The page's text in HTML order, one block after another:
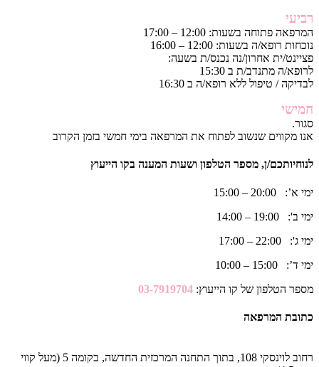
רביעי
המרפאה פתוחה בשעות: 12:00 – 17:00
נוכחות רופא/ה בשעות: 12:00 – 16:00
פציינט/ית אחרון/נה נכנס/ת בשעה:
לרופא/ה מתנדב/ת ב 15:30
לבדיקה / טיפול ללא רופא/ה ב 16:30
חמישי
סגור.
אנו מקווים שנשוב לפתוח את המרפאה בימי חמשי בזמן הקרוב
לנוחיותכם/ן, מספר הטלפון ושעות המענה בקו הייעוץ
ימי א’: 20:00 – 15:00
ימי ב': 19:00 – 14:00
ימי ג': 22:00 – 17:00
ימי ד’: 15:00 – 10:00
מספר הטלפון של קו הייעוץ: 03-7919704
כתובת המרפאה
רחוב לוינסקי 108, בתוך התחנה המרכזית החדשה, בקומה 5 (מעל קווי